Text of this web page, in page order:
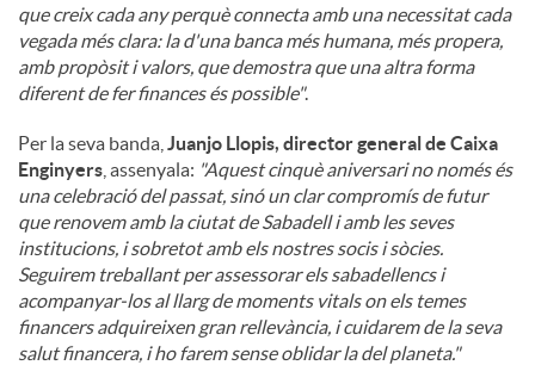
que creix cada any perquè connecta amb una necessitat cada
vegada més clara: la d'una banca més humana, més propera,
amb propòsit i valors, que demostra que una altra forma
diferent de fer finances és possible".
Per la seva banda, Juanjo Llopis, director general de Caixa
Enginyers , assenyala: "Aquest cinquè aniversari no només és
una celebració del passat, sinó un clar compromís de futur
que renovem amb la ciutat de Sabadell i amb les seves
institucions, i sobretot amb els nostres socis i sòcies.
Seguirem treballant per assessorar els sabadellencs i
acompanyar-los al llarg de moments vitals on els temes
financers adquireixen gran rellevància, i cuidarem de la seva
salut financera, i ho farem sense oblidar la del planeta."